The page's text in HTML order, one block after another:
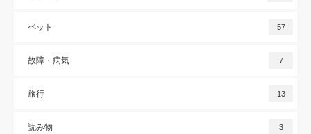
ペット 57
故障・病気 7
旅行 13
読み物 3